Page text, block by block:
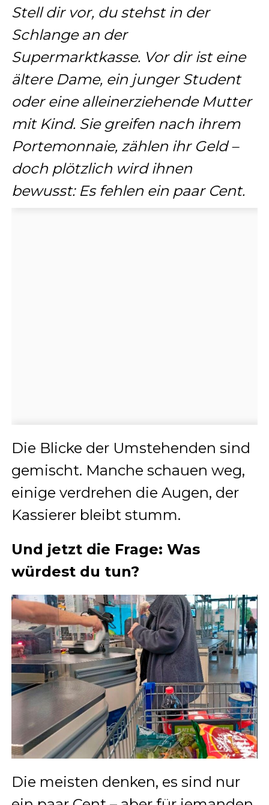
Stell dir vor, du stehst in der
Schlange an der
Supermarktkasse. Vor dir ist eine
ältere Dame, ein junger Student
oder eine alleinerziehende Mutter
mit Kind. Sie greifen nach ihrem
Portemonnaie, zählen ihr Geld –
doch plötzlich wird ihnen
bewusst: Es fehlen ein paar Cent.
Die Blicke der Umstehenden sind
gemischt. Manche schauen weg,
einige verdrehen die Augen, der
Kassierer bleibt stumm.
Und jetzt die Frage: Was
würdest du tun?
Die meisten denken, es sind nur